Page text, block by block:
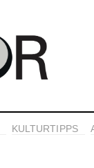
KULTURTIPPS